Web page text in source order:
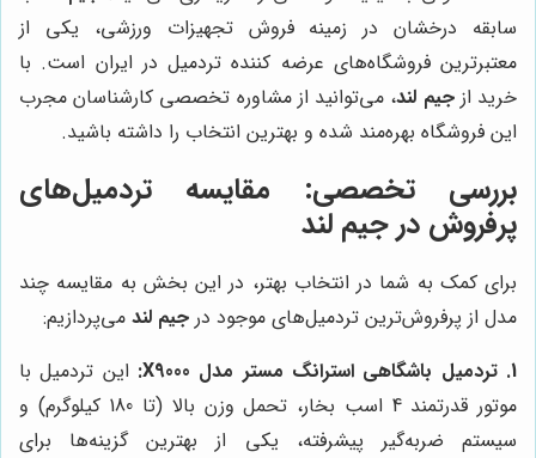
سابقه درخشان در زمینه فروش تجهیزات ورزشی، یکی از
معتبرترین فروشگاه‌های عرضه کننده تردمیل در ایران است. با
خرید ازجیم لند، می‌توانید از مشاوره تخصصی کارشناسان مجرب
این فروشگاه بهره‌مند شده و بهترین انتخاب را داشته باشید.
بررسی تخصصی: مقایسه تردمیل‌های
پرفروش در جیم لند
برای کمک به شما در انتخاب بهتر، در این بخش به مقایسه چند
مدل از پرفروش‌ترین تردمیل‌های موجود در جیم لند می‌پردازیم:
1. تردمیل باشگاهی استرانگ مستر مدل X9000:
این تردمیل با
موتور قدرتمند 4 اسب بخار، تحمل وزن بالا (تا 180 کیلوگرم) و
سیستم ضربه‌گیر پیشرفته، یکی از بهترین گزینه‌ها برای